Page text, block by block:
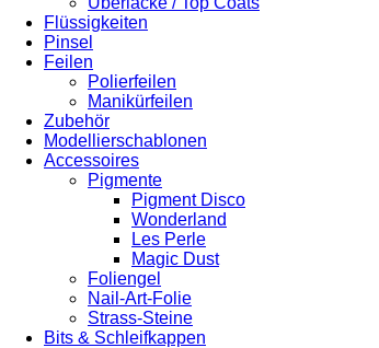
Flüssigkeiten
Pinsel
Feilen
Polierfeilen
Manikürfeilen
Zubehör
Modellierschablonen
Accessoires
Pigmente
Pigment Disco
Wonderland
Les Perle
Magic Dust
Foliengel
Nail-Art-Folie
Strass-Steine
Bits & Schleifkappen